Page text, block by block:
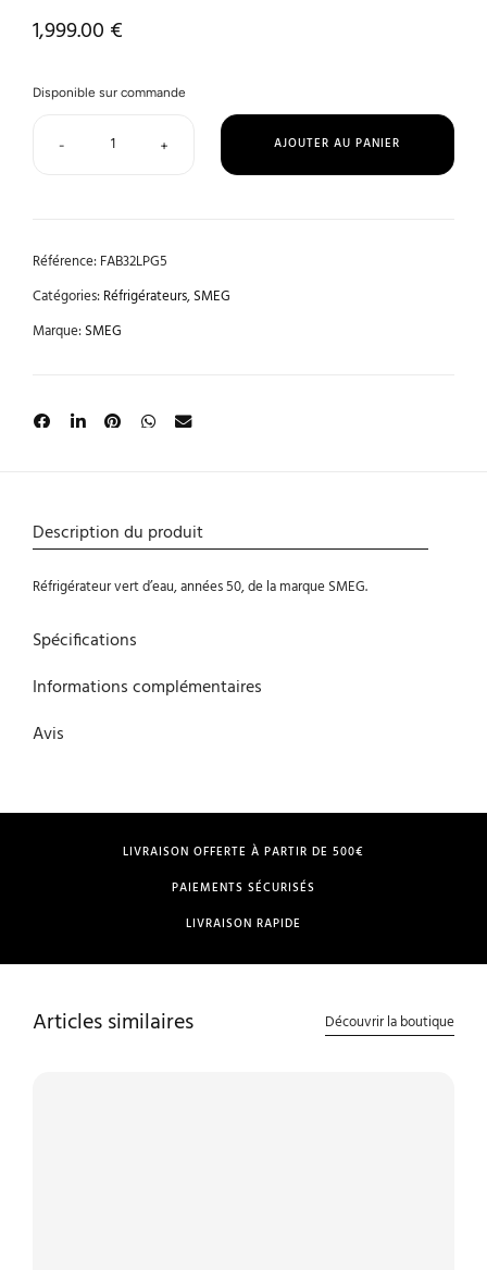
1,999.00 €
Disponible sur commande
+
- AJOUTER AU PANIER
Référence:FAB32LPG5
Catégories:Réfrigérateurs,SMEG
Marque:SMEG
Description du produit
Réfrigérateur vert d’eau, années 50, de la marque SMEG.
Spécifications
Informations complémentaires
Avis
LIVRAISON OFFERTE À PARTIR DE 500€
PAIEMENTS SÉCURISÉS
LIVRAISON RAPIDE
Articles similaires Découvrir la boutique